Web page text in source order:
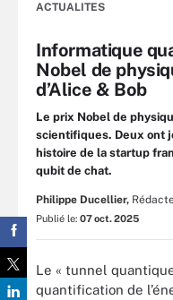
ACTUALITES
Informatique
Nobel de
d’Alice & Bob
Le prix Nobel de
scientifiques. Deux ont
histoire de la startup
qubit de chat.
Philippe Ducellier,
Publié le: 07 oct. 2025
Le « tunnel
quantification de